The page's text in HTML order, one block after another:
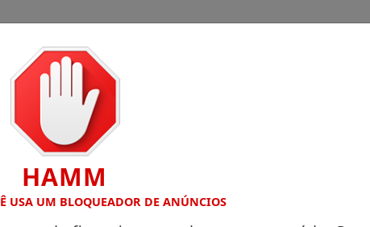
HAMM
USA UM BLOQUEADOR DE ANÚNCIOS